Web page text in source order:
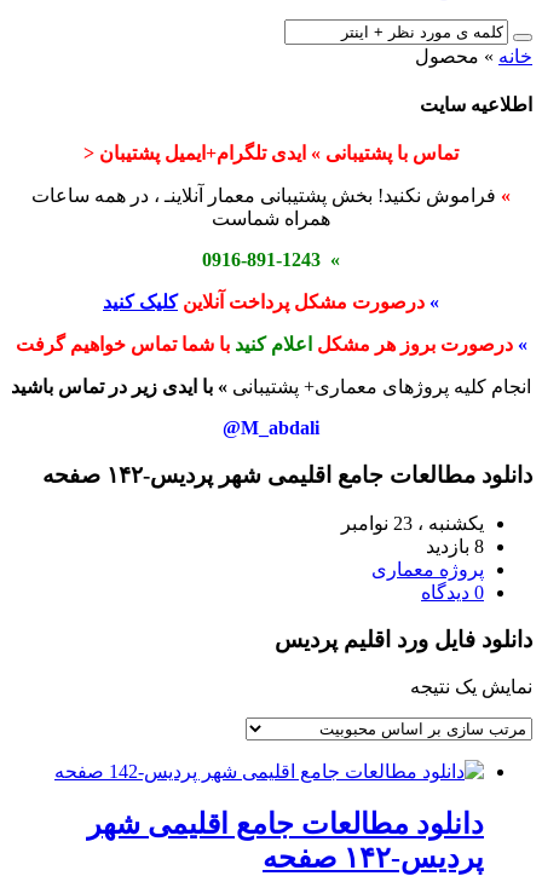
خانه » محصول
اطلاعیه سایت
تماس با پشتیبانی » ایدی تلگرام+ایمیل پشتیبان <
» فراموش نکنید! بخش پشتیبانی معمار آنلاینـ ، در همه ساعات
همراه شماست
» 0916-891-1243
» درصورت مشکل پرداخت آنلاینکلیک کنید
» درصورت بروز هر مشکل اعلام کنید با شما تماس خواهیم گرفت
انجام کلیه پروژهای معماری+ پشتیبانی » با ایدی زیر در تماس باشید
M_abdali@
دانلود مطالعات جامع اقلیمی شهر پردیس-۱۴۲ صفحه
یکشنبه ، 23 نوامبر
8 بازدید
پروژه معماری
0 دیدگاه
دانلود فایل ورد اقلیم پردیس
نمایش یک نتیجه
دانلود مطالعات جامع اقلیمی شهر
پردیس-۱۴۲ صفحه